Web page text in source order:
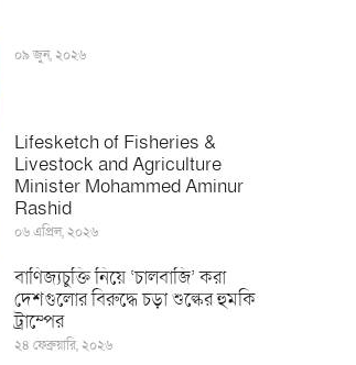
০৯ জুন, ২০২৬
Lifesketch of Fisheries &
Livestock and Agriculture
Minister Mohammed Aminur
Rashid
০৬ এপ্রিল, ২০২৬
বাণিজ্যচুক্তি নিয়ে ‘চালবাজি’ করা
দেশগুলোর বিরুদ্ধে চড়া শুল্কের হুমকি
ট্রাম্পের
২৪ ফেব্রুয়ারি, ২০২৬